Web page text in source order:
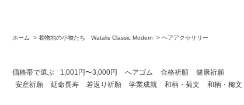
ホーム > 着物地の小物たち Watalis Classic Modern > ヘアアクセサリー
価格帯で選ぶ 1,001円〜3,000円 へアゴム 合格祈願
健康祈願
安産祈願
延命長寿 若返り祈願 学業成就 和柄・菊文 和柄・梅文